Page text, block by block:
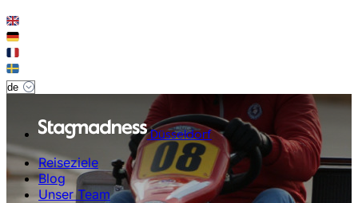
Düsseldorf
Reiseziele
Blog
Unser Team